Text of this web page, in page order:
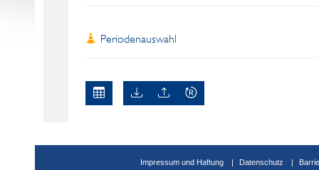
Periodenauswahl
Impressum und Haftung Datenschutz